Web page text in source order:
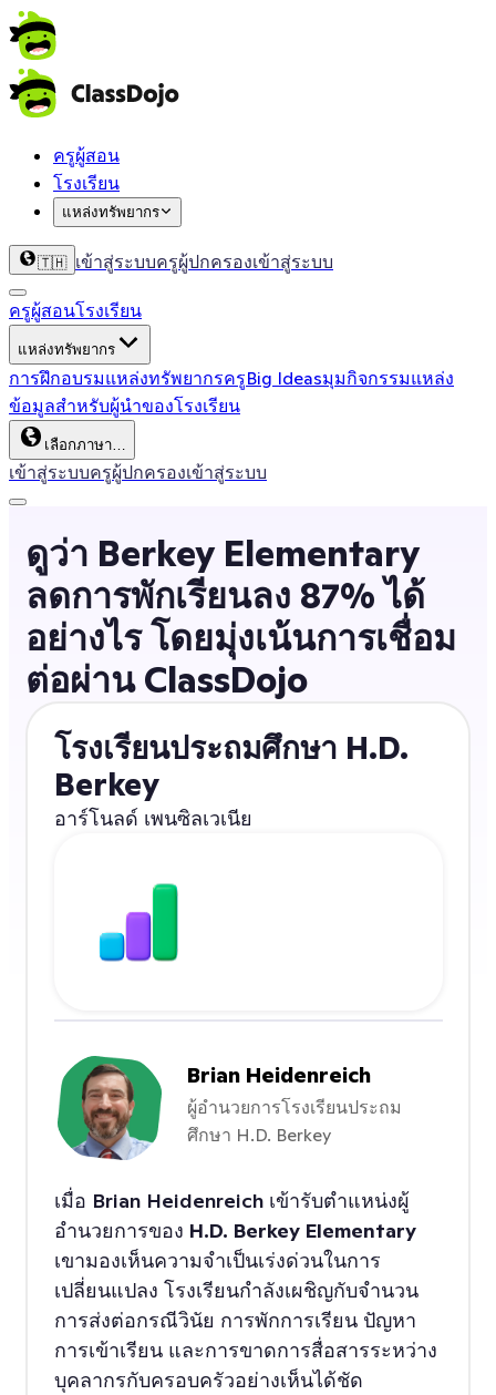
ครูผู้สอน
โรงเรียน
แหล่งทรัพยากร
🇹🇭 เข้าสู่ระบบครูผู้ปกครองเข้าสู่ระบบ
ครูผู้สอนโรงเรียน
แหล่งทรัพยากร
การฝึกอบรมแหล่งทรัพยากรครูBig Ideasมุมกิจกรรมแหล่ง
ข้อมูลสำหรับผู้นำของโรงเรียน
เลือกภาษา…
เข้าสู่ระบบครูผู้ปกครองเข้าสู่ระบบ
ดูว่า Berkey Elementary
ลดการพักเรียนลง 87% ได้
อย่างไร โดยมุ่งเน้นการเชื่อม
ต่อผ่าน ClassDojo
โรงเรียนประถมศึกษา H.D.
Berkey
อาร์โนลด์ เพนซิลเวเนีย
Brian Heidenreich
ผู้อำนวยการโรงเรียนประถม
ศึกษา H.D. Berkey
เมื่อ Brian Heidenreich เข้ารับตำแหน่งผู้
อำนวยการของ H.D. Berkey Elementary
เขามองเห็นความจำเป็นเร่งด่วนในการ
เปลี่ยนแปลง โรงเรียนกำลังเผชิญกับจำนวน
การส่งต่อกรณีวินัย การพักการเรียน ปัญหา
การเข้าเรียน และการขาดการสื่อสารระหว่าง
บุคลากรกับครอบครัวอย่างเห็นได้ชัด